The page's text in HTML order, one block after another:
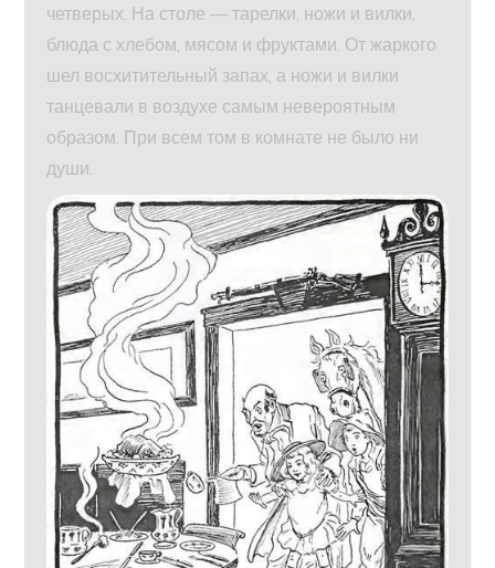
четверых. На столе — тарелки, ножи и вилки,
блюда с хлебом, мясом и фруктами. От жаркого
шел восхитительный запах, а ножи и вилки
танцевали в воздухе самым невероятным
образом. При всем том в комнате не было ни
души.